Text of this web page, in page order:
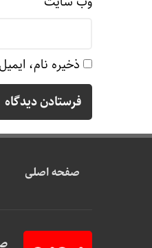
ذخیره نام،
صفحه اصلی